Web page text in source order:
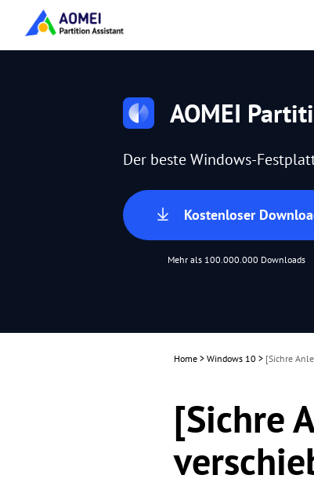
AOMEI
Der beste Windows-
Kostenloser
Mehr als 100.000.000 Downloads
Home > Windows 10 > [Sichre
[Sichre